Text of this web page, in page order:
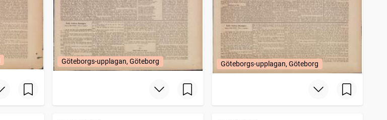
Göteborgs-upplagan, Göteborg Göteborgs-upplagan, Göteborg